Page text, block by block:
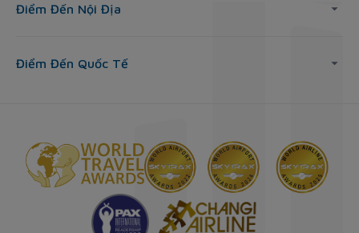
Điểm Đến Nội Địa
Điểm Đến Quốc Tế